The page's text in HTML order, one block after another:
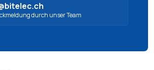
durch unser Team